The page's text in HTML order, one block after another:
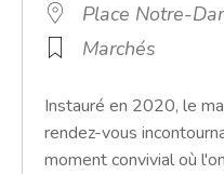
Place Notre-
Marchés
Instauré en 2020, le
rendez-vous
moment convivial où